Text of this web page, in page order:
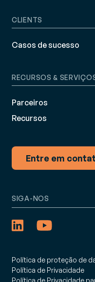
CLIENTS
Casos de sucesso
RECURSOS &
Parceiros
Recursos
Entre em
Política de proteção de
Política de Privacidade
Política de Privacidade
SIGA-NOS